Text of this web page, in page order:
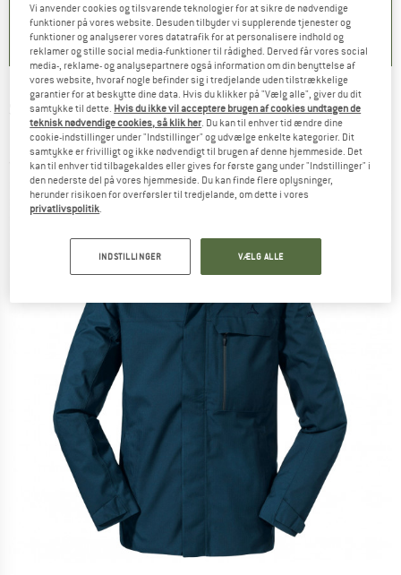
) 0,0(0) 0,0(0)
SCHÖFFEL - Zipin! Jacket Imphal -
Fritidsjakke
(0)
Vi anvender cookies og tilsvarende teknologier for at sikre de nødvendige
funktioner på vores website. Desuden tilbyder vi supplerende tjenester og
funktioner og analyserer vores datatrafik for at personalisere indhold og
reklamer og stille social media-funktioner til rådighed. Derved får vores social
media-, reklame- og analysepartnere også information om din benyttelse af
vores website, hvoraf nogle befinder sig i tredjelande uden tilstrækkelige
garantier for at beskytte dine data. Hvis du klikker på "Vælg alle", giver du dit
samtykke til dette. Hvis du ikke vil acceptere brugen af cookies undtagen de
teknisk nødvendige cookies, så klik her . Du kan til enhver tid ændre dine
cookie-indstillinger under "Indstillinger" og udvælge enkelte kategorier. Dit
samtykke er frivilligt og ikke nødvendigt til brugen af denne hjemmeside. Det
kan til enhver tid tilbagekaldes eller gives for første gang under "Indstillinger" i
den nederste del på vores hjemmeside. Du kan finde flere oplysninger,
herunder risikoen for overførsler til tredjelande, om dette i vores
privatlivspolitik
INDSTILLINGER VÆLG ALLE